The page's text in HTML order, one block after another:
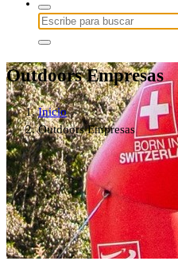
Buscar:
Outdoors Empresas
Inicio-
Outdoors Empresas